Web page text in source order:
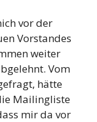
vor der
Vorstandes
weiter
Vom
hätte
Mailingliste
mir da vor